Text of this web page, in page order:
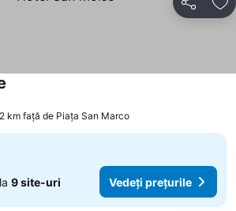
Distribuiți
km faţă de Piaţa San Marco
9 site-uri Vedeți prețurile